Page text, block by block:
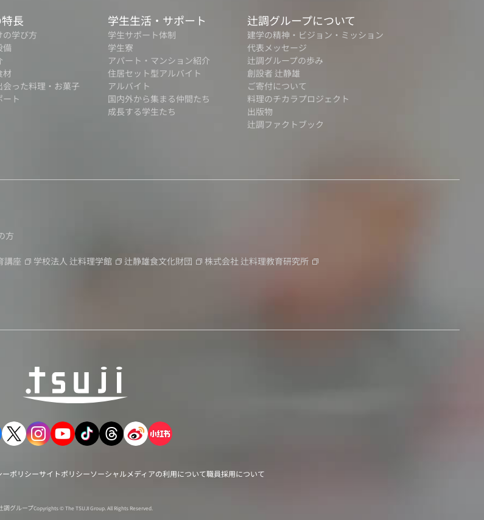
長
の学び方
備
材
会った料理・お菓子
ト
学生生活・サポート
学生サポート体制
学生寮
アパート・マンション紹介
住居セット型アルバイト
アルバイト
国内外から集まる仲間たち
成長する学生たち
辻調グループについて
建学の精神・ビジョン・ミッション
代表メッセージ
辻調グループの歩み
創設者 辻静雄
ご寄付について
料理のチカラプロジェクト
出版物
辻調ファクトブック
方
講座 学校法人 辻料理学館 辻静雄食文化財団 株式会社 辻料理教育研究所
ーポリシーサイトポリシーソーシャルメディアの利用について職員採用について
調グループCopyrights © The TSUJI Group. All Rights Reserved.